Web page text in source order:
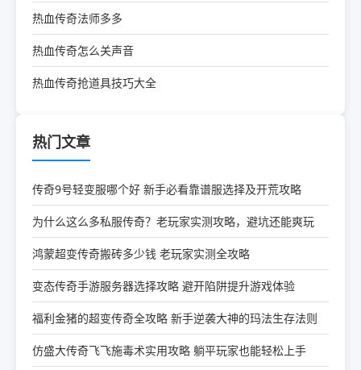
热血传奇法师多多
热血传奇怎么关声音
热血传奇抢道具技巧大全
热门文章
传奇9号轻变服哪个好 新手必看靠谱服选择及开荒攻略
为什么这么多私服传奇？老玩家实测攻略，避坑还能爽玩
鸿蒙超变传奇搬砖多少钱 老玩家实测全攻略
变态传奇手游服务器选择攻略 避开陷阱提升游戏体验
福利金猪的超变传奇全攻略 新手逆袭大神的玛法生存法则
仿盛大传奇飞飞施毒术实用攻略 躺平玩家也能轻松上手